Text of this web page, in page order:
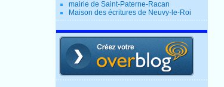
mairie de Saint-Paterne-Racan
Maison des écritures de Neuvy-le-Roi